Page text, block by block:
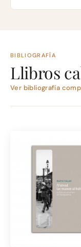
BIBLIOGRAFÍA
Llibros
Ver bibliografía